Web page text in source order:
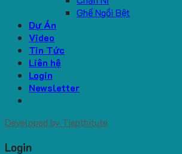
Ghế Ngồi Bệt
Dự Án
Video
Tin Tức
Liên hệ
Login
Newsletter
Developed by Tiepthitute
Login